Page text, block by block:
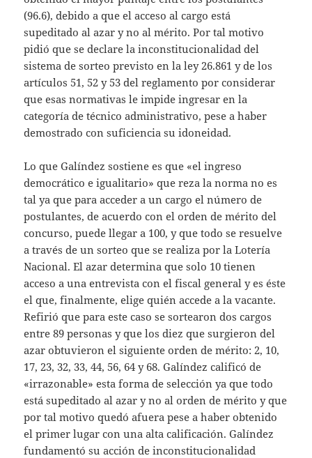
(96.6), debido a que el acceso al cargo está
supeditado al azar y no al mérito. Por tal motivo
pidió que se declare la inconstitucionalidad del
sistema de sorteo previsto en la ley 26.861 y de los
artículos 51, 52 y 53 del reglamento por considerar
que esas normativas le impide ingresar en la
categoría de técnico administrativo, pese a haber
demostrado con suficiencia su idoneidad.
Lo que Galíndez sostiene es que «el ingreso
democrático e igualitario» que reza la norma no es
tal ya que para acceder a un cargo el número de
postulantes, de acuerdo con el orden de mérito del
concurso, puede llegar a 100, y que todo se resuelve
a través de un sorteo que se realiza por la Lotería
Nacional. El azar determina que solo 10 tienen
acceso a una entrevista con el fiscal general y es éste
el que, finalmente, elige quién accede a la vacante.
Refirió que para este caso se sortearon dos cargos
entre 89 personas y que los diez que surgieron del
azar obtuvieron el siguiente orden de mérito: 2, 10,
17, 23, 32, 33, 44, 56, 64 y 68. Galíndez calificó de
«irrazonable» esta forma de selección ya que todo
está supeditado al azar y no al orden de mérito y que
por tal motivo quedó afuera pese a haber obtenido
el primer lugar con una alta calificación. Galíndez
fundamentó su acción de inconstitucionalidad